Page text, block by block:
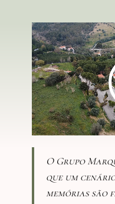
O Grupo
que um
memórias são